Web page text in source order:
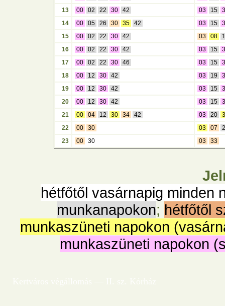
13
00 02 22 30 42 03 15
14
00 05 26 30 35 42 03 15
15
00 02 22 30 42 03 08
16
00 02 22 30 42 03 15
17
00 02 22 30 46 03 15
18
00 12 30 42 03 19
19
00 12 30 42 03 15
20
00 12 30 42 03 15
21
00 04 12 30 34 42 03 20
22
00 30 03 07
23
00 30 03 33
hétfőtől vasárnapig minden
munkanapokon; hétfőtől
munkaszüneti napokon
munkaszüneti napokon